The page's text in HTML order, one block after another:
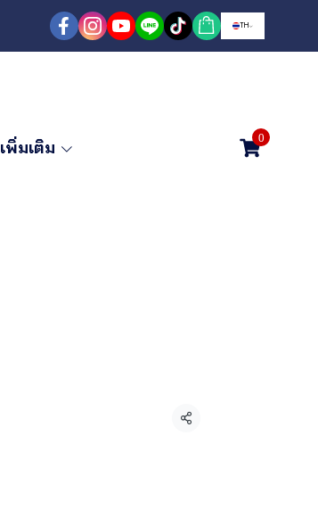
TH
เพิ่มเติม 0
แชร์